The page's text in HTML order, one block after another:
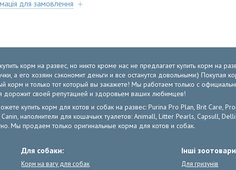
для замовлення
корм на развес, но никто кроме нас не предлагает купить корм на
а его хозяин сэкономит деньги и все останутся довольными:)
корм и только тот который вы закажете! Мы работаем только с
дорожит своей репутацией и здоровьем ваших любимцев!
купить корм для котов и собак на развес: Purina Pro Plan, Brit Care,
наполнители для кошачьих туалетов: Animall, Litter Pearls, Capsull,
Мы продаем только оригинальные корма для котов и собак.
Для собаки:
Корм на вагу для собак
Інші
Для гризунів